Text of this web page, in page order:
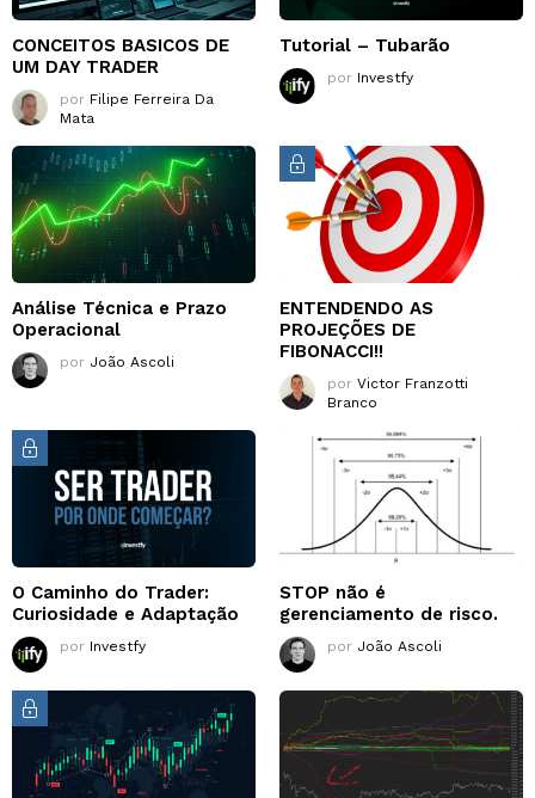
CONCEITOS BASICOS DE
UM DAY TRADER
por Filipe Ferreira Da
Mata
Tutorial – Tubarão
por Investfy
Análise Técnica e Prazo
Operacional
por João Ascoli
ENTENDENDO AS
PROJEÇÕES DE
FIBONACCI!!
por Victor Franzotti
Branco
O Caminho do Trader:
Curiosidade e Adaptação
por Investfy
STOP não é
gerenciamento de risco.
por João Ascoli